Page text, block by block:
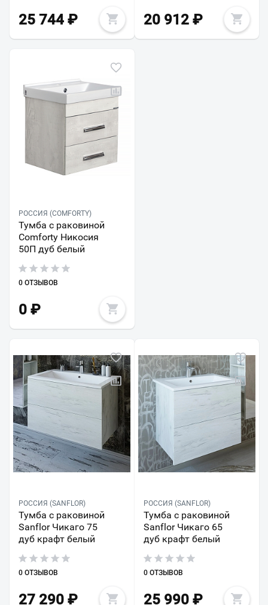
25 744 ₽ 20 912₽
РОССИЯ (COMFORTY)
Тумба с раковиной
Comforty Никосия
50П дуб белый
0 ОТЗЫВОВ
0 ₽
РОССИЯ (SANFLOR)
Тумба с раковиной
Sanflor Чикаго 75
дуб крафт белый
0 ОТЗЫВОВ
27 290 ₽
РОССИЯ (SANFLOR)
Тумба с раковиной
Sanflor Чикаго 65
дуб крафт белый
0 ОТЗЫВОВ
25 990₽